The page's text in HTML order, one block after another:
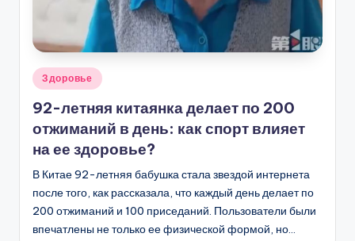
Опубликовано
Здоровье
92-летняя китаянка делает по 200
отжиманий в день: как спорт влияет
на ее здоровье?
В Китае 92-летняя бабушка стала звездой интернета
после того, как рассказала, что каждый день делает по
200 отжиманий и 100 приседаний. Пользователи были
впечатлены не только ее физической формой, но…